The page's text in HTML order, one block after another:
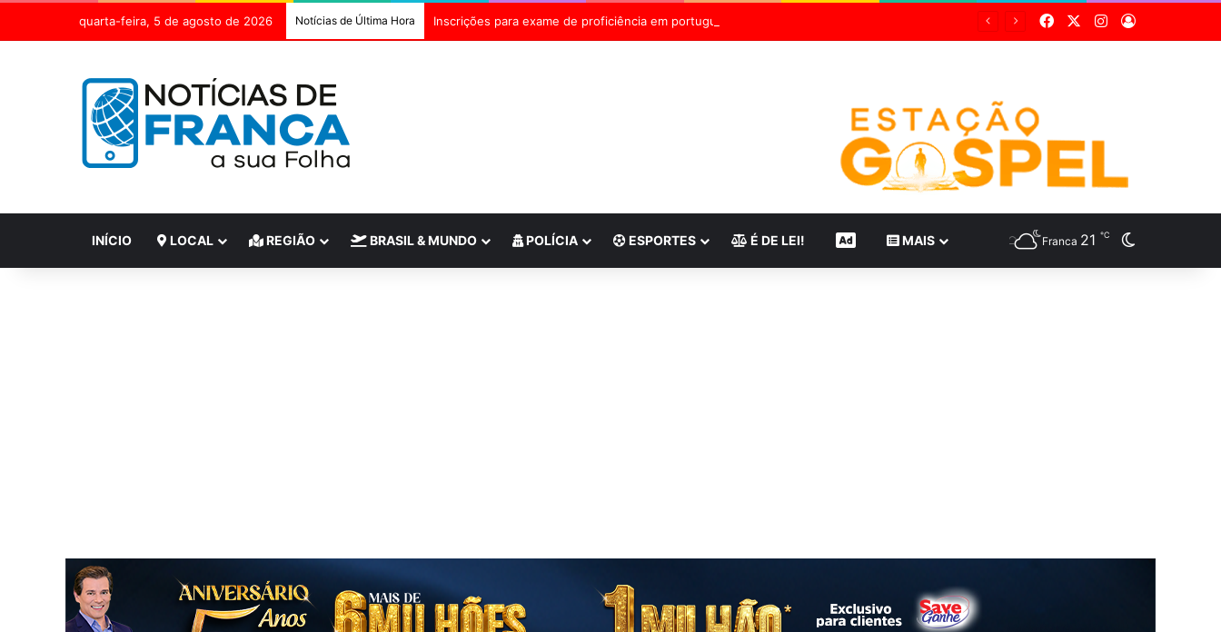
quarta-feira, 5 de agosto de 2026 Notícias de Última Hora Inscrições para exame de proficiência em português terminam quinta FacebookInstagram
Entrar
INÍCIO LOCAL REGIÃO BRASIL & MUNDO POLÍCIA ESPORTES É DE LEI! CONTEÚDO DE MARCA
MAIS Franca 21 ℃